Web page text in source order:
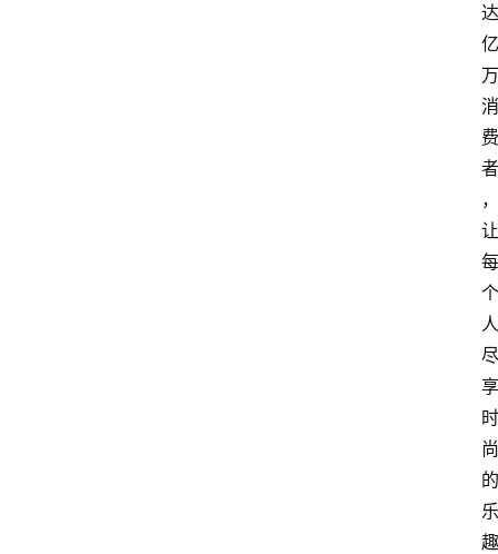
达
亿
万
消
费
者
，
让
每
个
人
尽
享
时
尚
的
乐
趣